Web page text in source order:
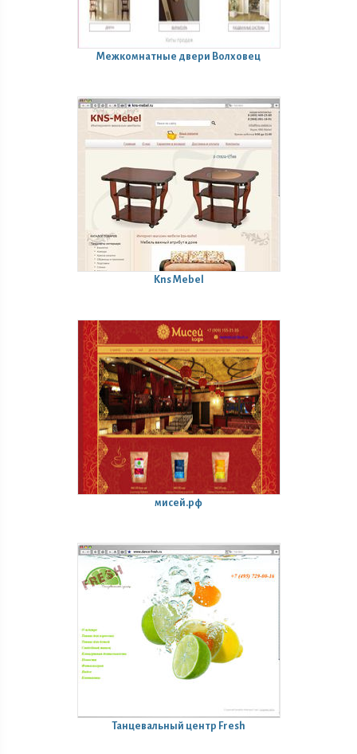
Межкомнатные двери Волховец
Kns Mebel
мисей.рф
Танцевальный центр Fresh